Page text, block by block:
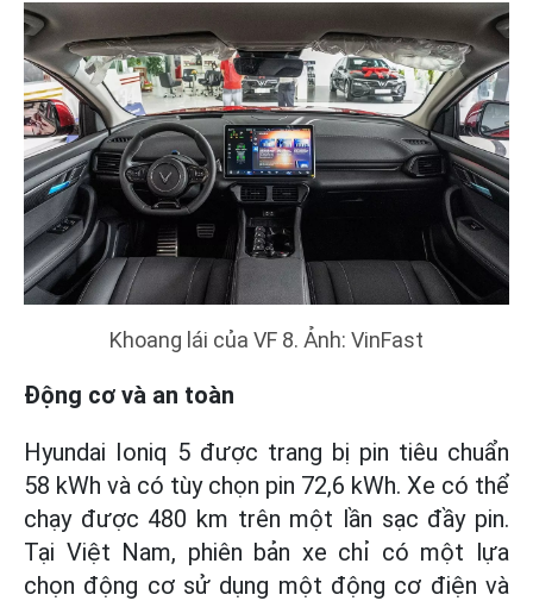
Khoang lái của VF 8. Ảnh: VinFast
Động cơ và an toàn
Hyundai Ioniq 5 được trang bị pin tiêu chuẩn
58 kWh và có tùy chọn pin 72,6 kWh. Xe có thể
chạy được 480 km trên một lần sạc đầy pin.
Tại Việt Nam, phiên bản xe chỉ có một lựa
chọn động cơ sử dụng một động cơ điện và